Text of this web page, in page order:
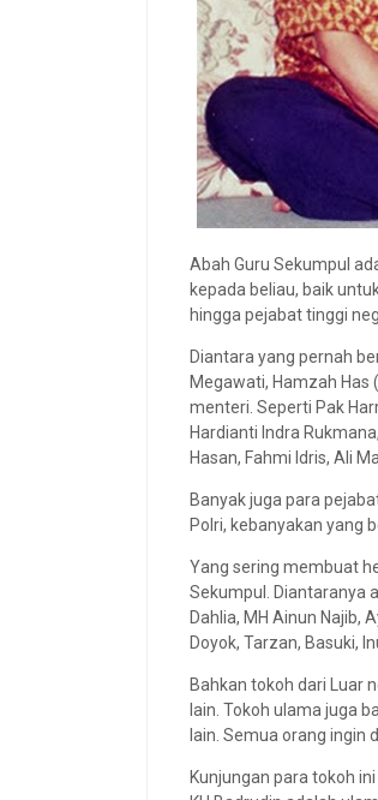
Abah Guru Sekumpul
kepada beliau, baik
hingga pejabat tinggi
Diantara yang pernah
Megawati, Hamzah Has
menteri. Seperti Pak
Hardianti Indra
Hasan, Fahmi Idris, Ali
Banyak juga para
Polri, kebanyakan yang
Yang sering membuat
Sekumpul. Diantaranya
Dahlia, MH Ainun Najib,
Doyok, Tarzan, Basuki,
Bahkan tokoh dari Luar
lain. Tokoh ulama juga
lain. Semua orang ingin
Kunjungan para tokoh